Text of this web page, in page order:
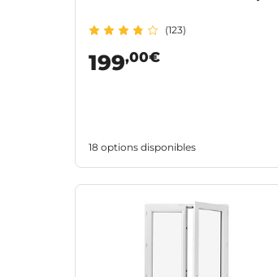
(123)
199,00€
18 options disponibles